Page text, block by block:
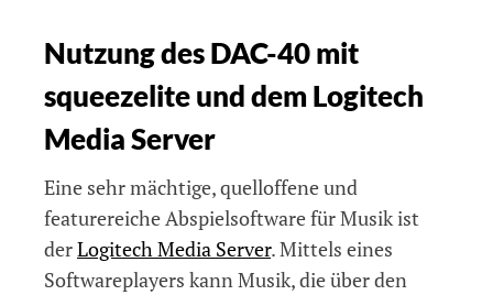
Nutzung des DAC-40 mit
squeezelite und dem Logitech
Media Server
Eine sehr mächtige, quelloffene und
featurereiche Abspielsoftware für Musik ist
derLogitech Media Server. Mittels eines
Softwareplayers kann Musik, die über den